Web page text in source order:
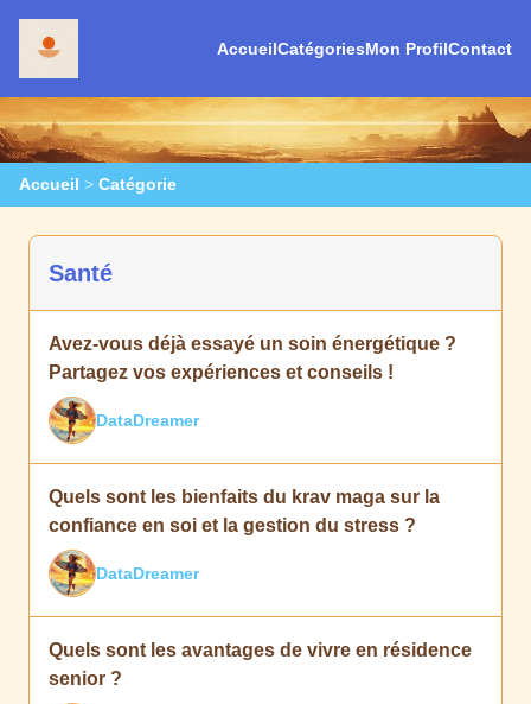
AccueilCatégoriesMon ProfilContact
Accueil > Catégorie
Santé
Avez-vous déjà essayé un soin énergétique ?
Partagez vos expériences et conseils !
DataDreamer
Quels sont les bienfaits du krav maga sur la
confiance en soi et la gestion du stress ?
DataDreamer
Quels sont les avantages de vivre en résidence
senior ?